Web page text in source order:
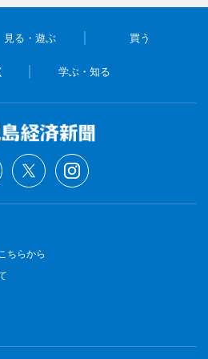
見る・遊ぶ 買う
学ぶ・知る
ちらから